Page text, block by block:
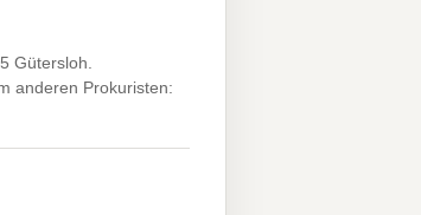
Gütersloh.
anderen Prokuristen: